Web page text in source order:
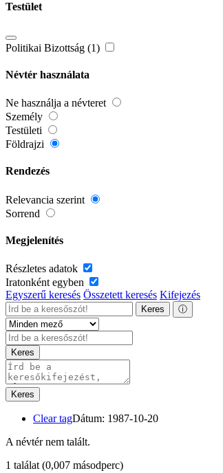
Testület
Politikai Bizottság (1)
Névtér használata
Ne használja a névteret
Személy
Testületi
Földrajzi
Rendezés
Relevancia szerint
Sorrend
Megjelenítés
Részletes adatok
Iratonként egyben
Egyszerű keresés Összetett keresés Kifejezés
Keres ⓘ
Keres
Keres
Clear tagDátum: 1987-10-20
A névtér nem talált.
1 találat (0,007 másodperc)